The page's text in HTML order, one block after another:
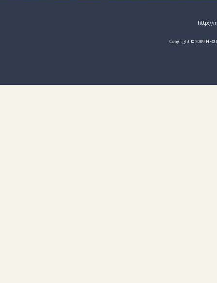
http://
Copyright © 2009